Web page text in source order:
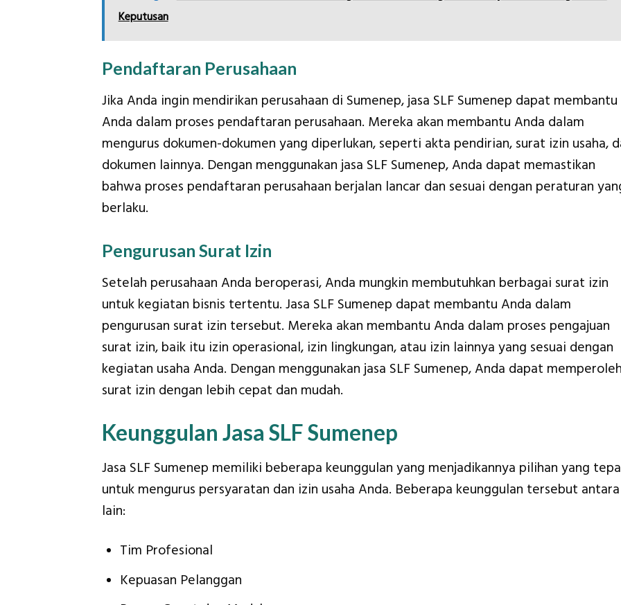
Keputusan
Pendaftaran Perusahaan
Jika Anda ingin mendirikan perusahaan di Sumenep, jasa SLF Sumenep dapat membantu
Anda dalam proses pendaftaran perusahaan. Mereka akan membantu Anda dalam
mengurus dokumen-dokumen yang diperlukan, seperti akta pendirian, surat izin usaha,
dokumen lainnya. Dengan menggunakan jasa SLF Sumenep, Anda dapat memastikan
bahwa proses pendaftaran perusahaan berjalan lancar dan sesuai dengan peraturan
berlaku.
Pengurusan Surat Izin
Setelah perusahaan Anda beroperasi, Anda mungkin membutuhkan berbagai surat izin
untuk kegiatan bisnis tertentu. Jasa SLF Sumenep dapat membantu Anda dalam
pengurusan surat izin tersebut. Mereka akan membantu Anda dalam proses pengajuan
surat izin, baik itu izin operasional, izin lingkungan, atau izin lainnya yang sesuai dengan
kegiatan usaha Anda. Dengan menggunakan jasa SLF Sumenep, Anda dapat memperoleh
surat izin dengan lebih cepat dan mudah.
Keunggulan Jasa SLF Sumenep
Jasa SLF Sumenep memiliki beberapa keunggulan yang menjadikannya pilihan yang
untuk mengurus persyaratan dan izin usaha Anda. Beberapa keunggulan tersebut antara
lain:
Tim Profesional
Kepuasan Pelanggan